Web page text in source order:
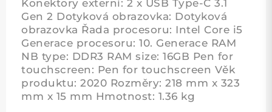
Konektory externí: 2 x USB Type-C 3.1
Gen 2 Dotyková obrazovka: Dotyková
obrazovka Řada procesoru: Intel Core i5
Generace procesoru: 10. Generace RAM
NB type: DDR3 RAM size: 16GB Pen for
touchscreen: Pen for touchscreen Věk
produktu: 2020 Rozměry: 218 mm x 323
mm x 15 mm Hmotnost: 1.36 kg